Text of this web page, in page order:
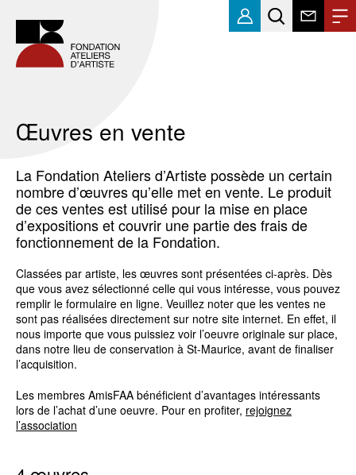
Œuvres en vente
La Fondation Ateliers d’Artiste possède un certain
nombre d’œuvres qu’elle met en vente. Le produit
de ces ventes est utilisé pour la mise en place
d’expositions et couvrir une partie des frais de
fonctionnement de la Fondation.
Classées par artiste, les œuvres sont présentées ci-après. Dès
que vous avez sélectionné celle qui vous intéresse, vous pouvez
remplir le formulaire en ligne. Veuillez noter que les ventes ne
sont pas réalisées directement sur notre site internet. En effet, il
nous importe que vous puissiez voir l’oeuvre originale sur place,
dans notre lieu de conservation à St-Maurice, avant de finaliser
l’acquisition.
Les membres AmisFAA bénéficient d’avantages intéressants
lors de l’achat d’une oeuvre. Pour en profiter, rejoignez
l’association